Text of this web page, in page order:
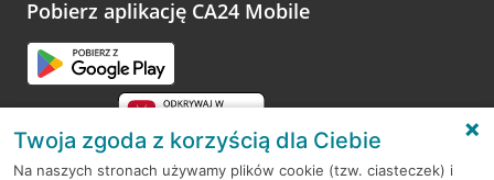
Pobierz aplikację CA24 Mobile
Twoja zgoda z korzyścią dla Ciebie
Na naszych stronach używamy plików cookie (tzw. ciasteczek) i